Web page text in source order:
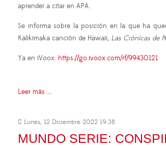
aprender a citar en APA.
Se informa sobre la posición en la que ha
Kalikimaka canción de Hawaii, Las Crónicas de
Ya en iVoox: https://go.ivoox.com/rf/99430121
Leer más ...
Lunes, 12 Diciembre 2022 19:38
MUNDO SERIE: